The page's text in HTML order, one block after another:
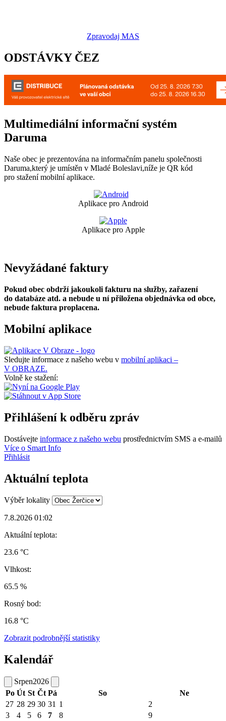
Zpravodaj MAS
ODSTÁVKY ČEZ
Multimediální informační systém
Daruma
Naše obec je prezentována na informačním panelu společnosti
Daruma,který je umístěn v Mladé Boleslavi,níže je QR kód
pro stažení mobilní aplikace.
Aplikace pro Android
Aplikace pro Apple
Nevyžádané faktury
Pokud obec obdrží jakoukoli fakturu na služby, zařazení
do databáze atd. a nebude u ní přiložena objednávka od obce,
nebude faktura proplacena.
Mobilní aplikace
Sledujte informace z našeho webu v mobilní aplikaci –
V OBRAZE.
Volně ke stažení:
Přihlášení k odběru zpráv
Dostávejte informace z našeho webu prostřednictvím SMS a e-mailů
Více o Smart Info
Přihlásit
Aktuální teplota
Výběr lokality
7.8.2026 01:02
Aktuální teplota:
23.6 °C
Vlhkost:
65.5 %
Rosný bod:
16.8 °C
Zobrazit podrobnější statistiky
Kalendář
Srpen2026
Po Út St Čt Pá So
Ne
27 28 29 30 31 1
2
3
4 5 6 7 8 9